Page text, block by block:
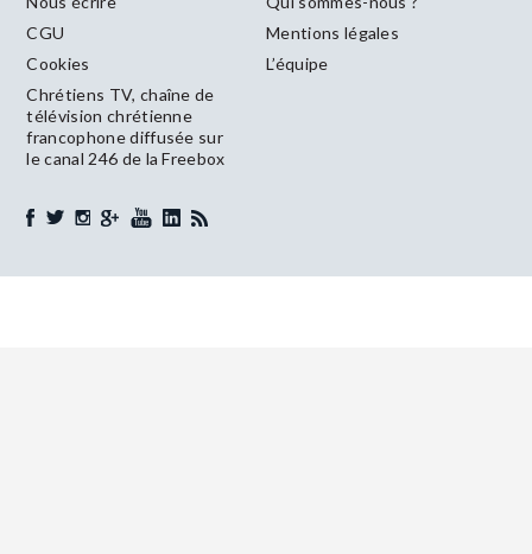
CGU
Mentions légales
Cookies
L’équipe
Chrétiens TV, chaîne de
télévision chrétienne
francophone diffusée sur
le canal 246 de la Freebox